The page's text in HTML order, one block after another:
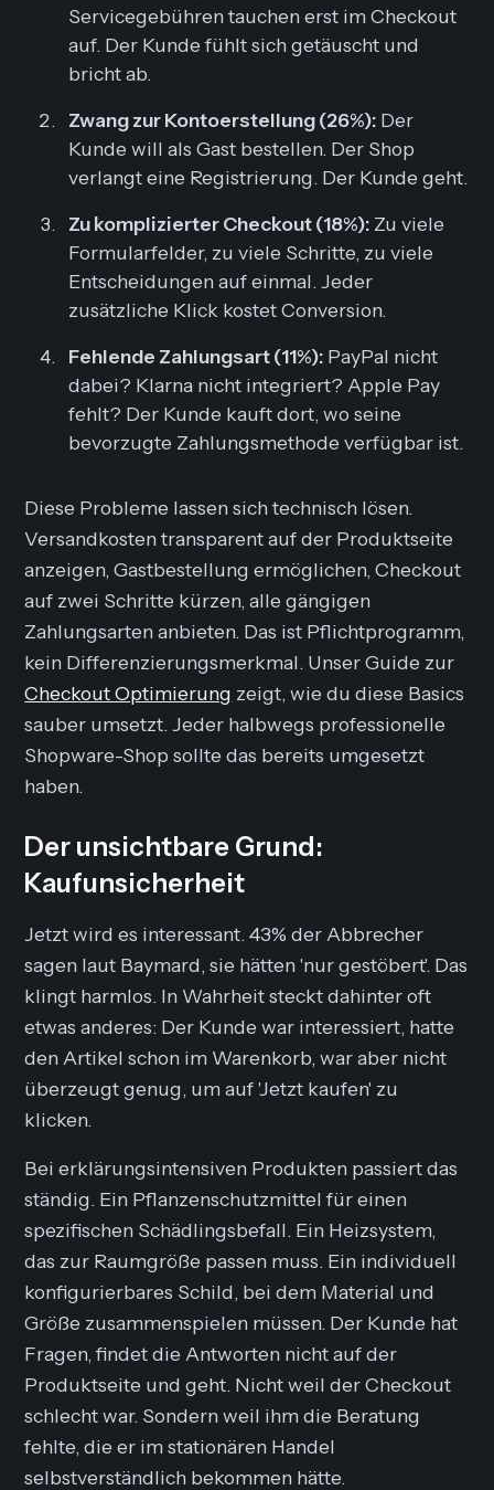
Servicegebühren tauchen erst im Checkout
auf. Der Kunde fühlt sich getäuscht und
bricht ab.
Zwang zur Kontoerstellung (26%): Der
Kunde will als Gast bestellen. Der Shop
verlangt eine Registrierung. Der Kunde geht.
Zu komplizierter Checkout (18%): Zu viele
Formularfelder, zu viele Schritte, zu viele
Entscheidungen auf einmal. Jeder
zusätzliche Klick kostet Conversion.
Fehlende Zahlungsart (11%): PayPal nicht
dabei? Klarna nicht integriert? Apple Pay
fehlt? Der Kunde kauft dort, wo seine
bevorzugte Zahlungsmethode verfügbar ist.
Diese Probleme lassen sich technisch lösen.
Versandkosten transparent auf der Produktseite
anzeigen, Gastbestellung ermöglichen, Checkout
auf zwei Schritte kürzen, alle gängigen
Zahlungsarten anbieten. Das ist Pflichtprogramm,
kein Differenzierungsmerkmal. Unser Guide zur
Checkout Optimierung zeigt, wie du diese Basics
sauber umsetzt. Jeder halbwegs professionelle
Shopware-Shop sollte das bereits umgesetzt
haben.
Der unsichtbare Grund:
Kaufunsicherheit
Jetzt wird es interessant. 43% der Abbrecher
sagen laut Baymard, sie hätten 'nur gestöbert'. Das
klingt harmlos. In Wahrheit steckt dahinter oft
etwas anderes: Der Kunde war interessiert, hatte
den Artikel schon im Warenkorb, war aber nicht
überzeugt genug, um auf 'Jetzt kaufen' zu
klicken.
Bei erklärungsintensiven Produkten passiert das
ständig. Ein Pflanzenschutzmittel für einen
spezifischen Schädlingsbefall. Ein Heizsystem,
das zur Raumgröße passen muss. Ein individuell
konfigurierbares Schild, bei dem Material und
Größe zusammenspielen müssen. Der Kunde hat
Fragen, findet die Antworten nicht auf der
Produktseite und geht. Nicht weil der Checkout
schlecht war. Sondern weil ihm die Beratung
fehlte, die er im stationären Handel
selbstverständlich bekommen hätte.